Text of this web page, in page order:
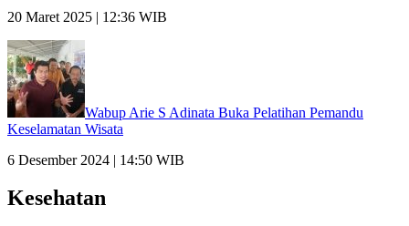
20 Maret 2025 | 12:36 WIB
Wabup Arie S Adinata Buka Pelatihan Pemandu
Keselamatan Wisata
6 Desember 2024 | 14:50 WIB
Kesehatan